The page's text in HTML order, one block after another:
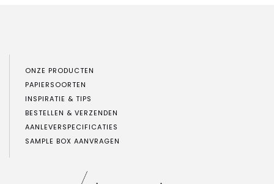
ONZE PRODUCTEN
PAPIERSOORTEN
INSPIRATIE & TIPS
BESTELLEN & VERZENDEN
AANLEVERSPECIFICATIES
SAMPLE BOX AANVRAGEN